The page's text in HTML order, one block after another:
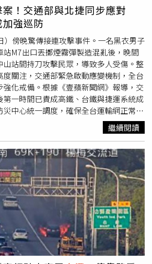
案！交通部與北捷同步應對
強巡防
）傍晚驚傳接連攻擊事件。一名黑衣男子
M7出口丟擲煙霧彈製造混亂後，晚間
山站間持刀攻擊民眾，導致多人受傷。整
度關注，交通部緊急啟動應變機制，全台
強化戒備。根據《壹蘋新聞網》報導，交
第一時間已責成高鐵、台鐵與捷運系統成
災中心統一調度，確保全台運輸網正常運
、台鐵及捷運在內各路線皆維持正常營
明顯影響。交通部長陳世凱指出，除捷運
警戒層級，並與警方協力加強巡邏勤務，
模仿或擴大行動，確保旅客與員工人身安
經過，大約在今日17時24分左右，一名
北車站M7出口外突然丟出一枚煙霧
裂聲並冒出大量
白煙。根據台北捷運公
造成一名民眾受傷，現場單位隨即通報
並由救護車到場處理。由於煙霧一度飄
控中心依標準作業程序實施列車「過站
已完全消散，列車停靠也恢復正常。北捷
繼續閱讀